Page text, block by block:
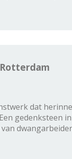
dat
gedenksteen